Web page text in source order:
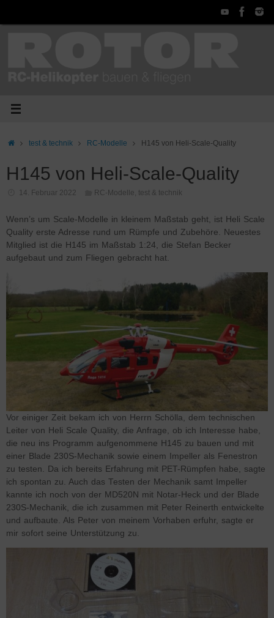
Starttest & technik RC-Modelle H145 von Heli-Scale-Quality
H145 von Heli-Scale-Quality
14. Februar 2022 RC-Modelle, test & technik
Wenn’s um Scale-Modelle in kleinem Maßstab geht, ist Heli Scale
Quality erste Adresse rund um Rümpfe und Zubehöre. Neuestes
Mitglied ist die H145 im Maßstab 1:24, die Stefan Becker
aufgebaut und zum Fliegen gebracht hat.
Vor einiger Zeit bekam ich von Herrn Schölla, dem technischen
Leiter von Heli Scale Quality, die Anfrage, ob ich Interesse habe,
die neu ins Programm aufgenommene H145 zu bauen und mit
einer Blade 230S-Mechanik sowie einem Impeller als Fenestron
zu testen. Da ich bereits Erfahrung mit PET-Rümpfen habe, sagte
ich spontan zu. Auch das Testen der Mechanik samt Impeller
kannte ich noch von der MD520N mit Notar-Heck und der Blade
230S-Mechanik, die ich zusammen mit Peter Reinerth entwickelte
und aufbaute. Als Peter von meinem Vorhaben erfuhr, sagte er
mir sofort seine Unterstützung zu.